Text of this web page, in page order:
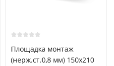
Площадка монтаж
(нерж.ст.0,8 мм) 150х210